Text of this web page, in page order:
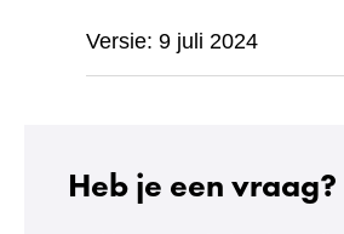
Versie: 9 juli 2024
Heb je een vraag?